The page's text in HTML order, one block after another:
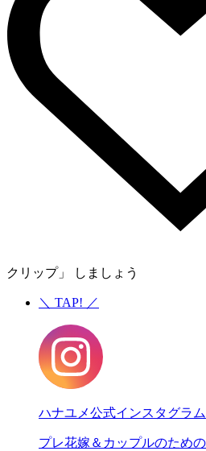
クリップ」 しましょう
＼ TAP! ／
ハナユメ公式インスタグラム
プレ花嫁＆カップルのため